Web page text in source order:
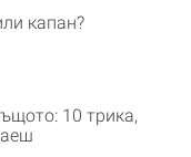
капан?
10 трика,